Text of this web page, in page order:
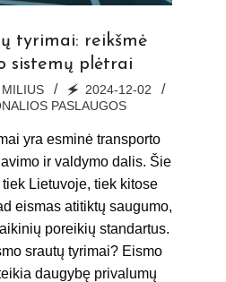
tyrimai: reikšmė
sistemų plėtrai
🗲 2024-12-02
PASLAUGOS
yra esminė transporto
ir valdymo dalis. Šie
Lietuvoje, tiek kitose
eismas atitiktų saugumo,
poreikių standartus.
srautų tyrimai? Eismo
daugybę privalumų